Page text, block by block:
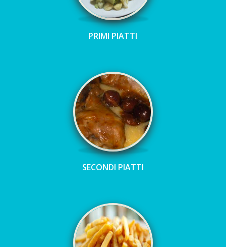
PRIMI PIATTI
SECONDI PIATTI